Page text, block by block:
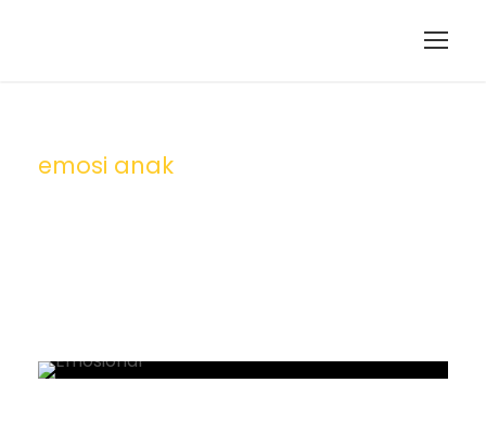
emosi anak